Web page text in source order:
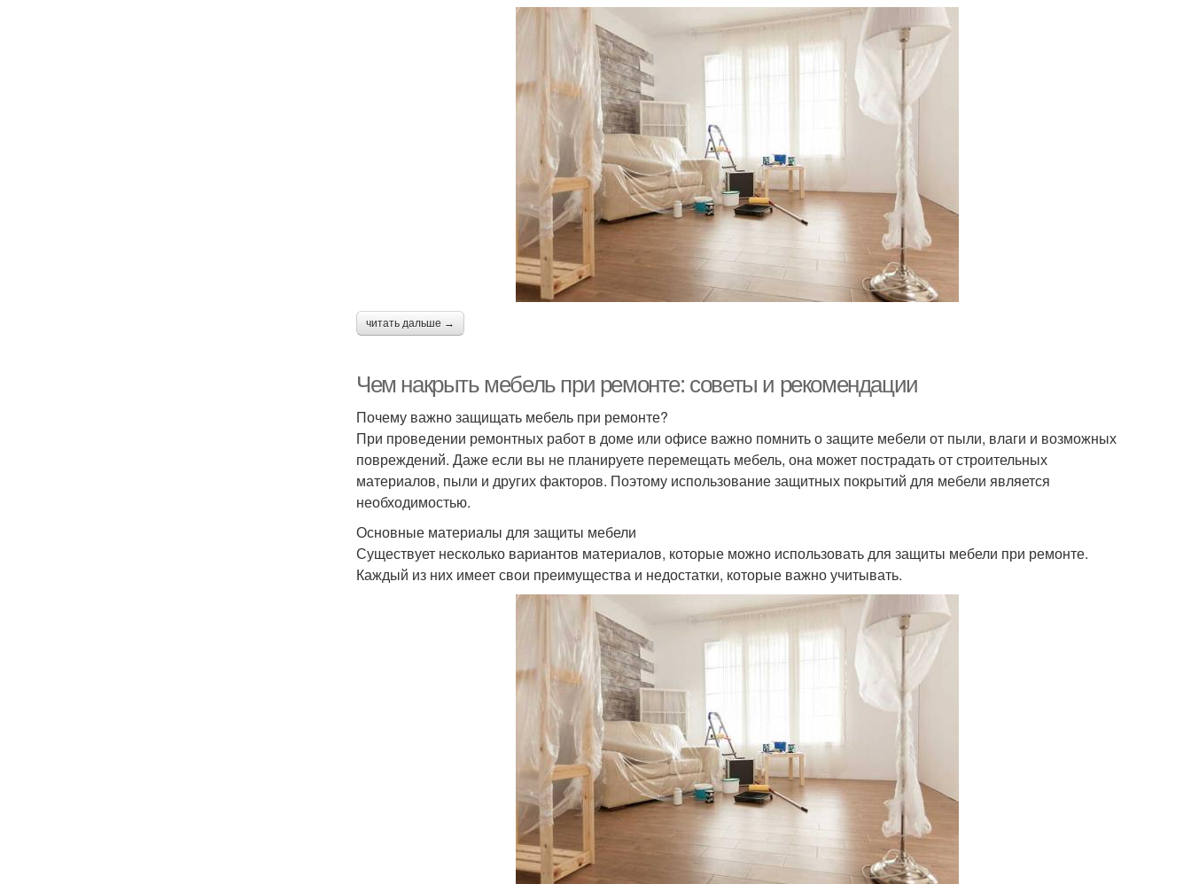
читать дальше →
Чем накрыть мебель при ремонте: советы и рекомендации
Почему важно защищать мебель при ремонте?
При проведении ремонтных работ в доме или офисе важно помнить о защите мебели от пыли, влаги и возможных
повреждений. Даже если вы не планируете перемещать мебель, она может пострадать от строительных
материалов, пыли и других факторов. Поэтому использование защитных покрытий для мебели является
необходимостью.
Основные материалы для защиты мебели
Существует несколько вариантов материалов, которые можно использовать для защиты мебели при ремонте.
Каждый из них имеет свои преимущества и недостатки, которые важно учитывать.